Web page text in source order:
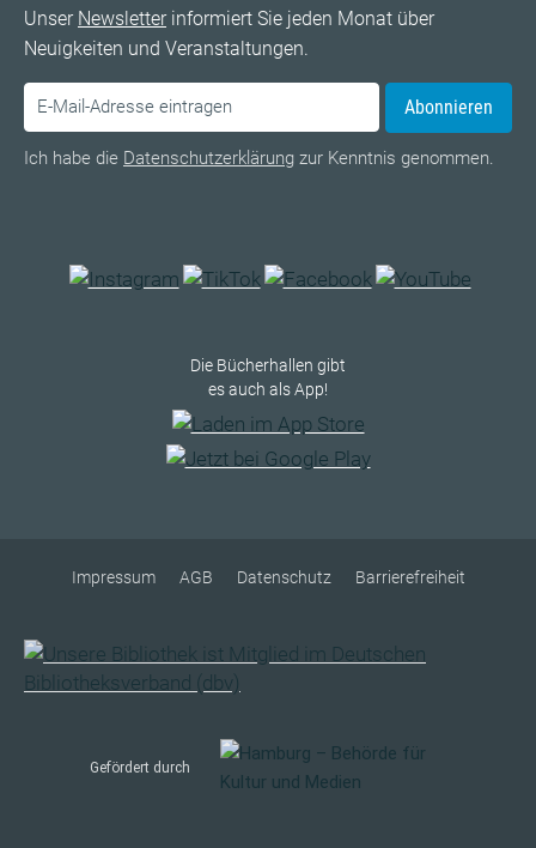
Unser Newsletterinformiert Sie jeden Monat über
Neuigkeiten und Veranstaltungen.
Abonnieren
Ich habe die Datenschutzerklärung zur Kenntnis genommen.
Die Bücherhallen gibt
es auch als App!
Impressum AGB Datenschutz Barrierefreiheit
Gefördert durch